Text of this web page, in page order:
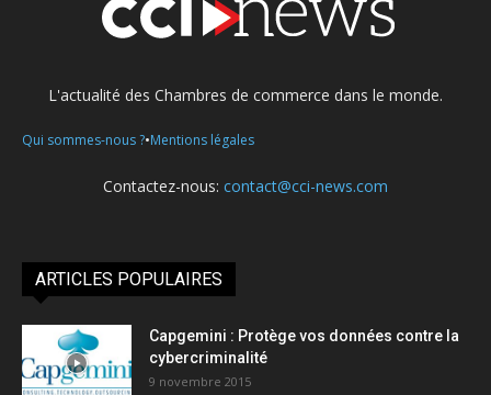
L'actualité des Chambres de commerce dans le monde.
Qui sommes-nous ?•Mentions légales
Contactez-nous: contact@cci-news.com
ARTICLES POPULAIRES
Capgemini : Protège vos données contre la
cybercriminalité
9 novembre 2015